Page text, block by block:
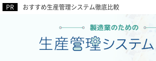
おすすめ生産管理システム徹底比較